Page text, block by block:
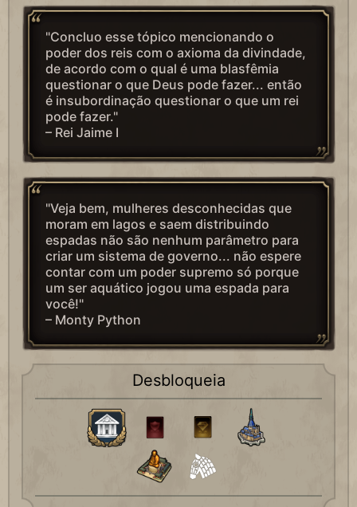
"Concluo esse tópico mencionando o
poder dos reis com o axioma da divindade,
de acordo com o qual é uma blasfêmia
questionar o que Deus pode fazer... então
é insubordinação questionar o que um rei
pode fazer."
– Rei Jaime I
"Veja bem, mulheres desconhecidas que
moram em lagos e saem distribuindo
espadas não são nenhum parâmetro para
criar um sistema de governo... não espere
contar com um poder supremo só porque
um ser aquático jogou uma espada para
você!"
– Monty Python
Desbloqueia